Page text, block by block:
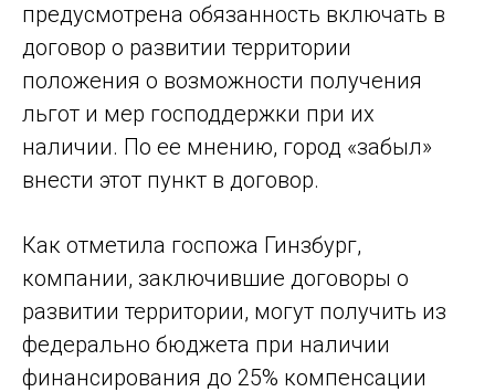
предусмотрена обязанность включать в
договор о развитии территории
положения о возможности получения
льгот и мер господдержки при их
наличии. По ее мнению, город «забыл»
внести этот пункт в договор.
Как отметила госпожа Гинзбург,
компании, заключившие договоры о
развитии территории, могут получить из
федерально бюджета при наличии
финансирования до 25% компенсации